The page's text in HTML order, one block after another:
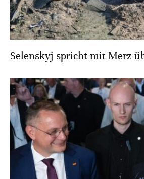
Selenskyj spricht mit Merz